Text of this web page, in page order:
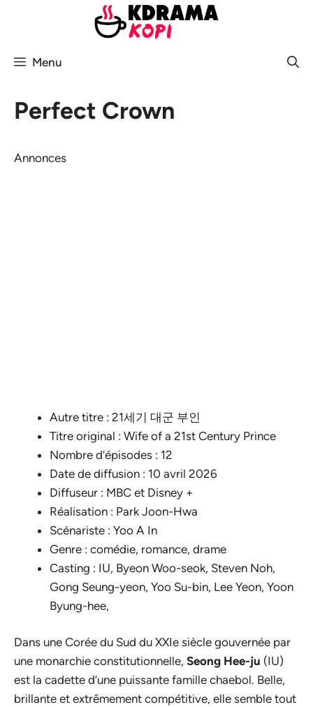
Menu
Perfect Crown
Annonces
Autre titre : 21세기 대군 부인
Titre original : Wife of a 21st Century Prince
Nombre d’épisodes : 12
Date de diffusion : 10 avril 2026
Diffuseur : MBC et Disney +
Réalisation : Park Joon-Hwa
Scénariste : Yoo A In
Genre : comédie, romance, drame
Casting : IU, Byeon Woo-seok, Steven Noh,
Gong Seung-yeon, Yoo Su-bin, Lee Yeon, Yoon
Byung-hee,
Dans une Corée du Sud du XXIe siècle gouvernée par
une monarchie constitutionnelle, Seong Hee-ju (IU)
est la cadette d’une puissante famille chaebol. Belle,
brillante et extrêmement compétitive, elle semble tout